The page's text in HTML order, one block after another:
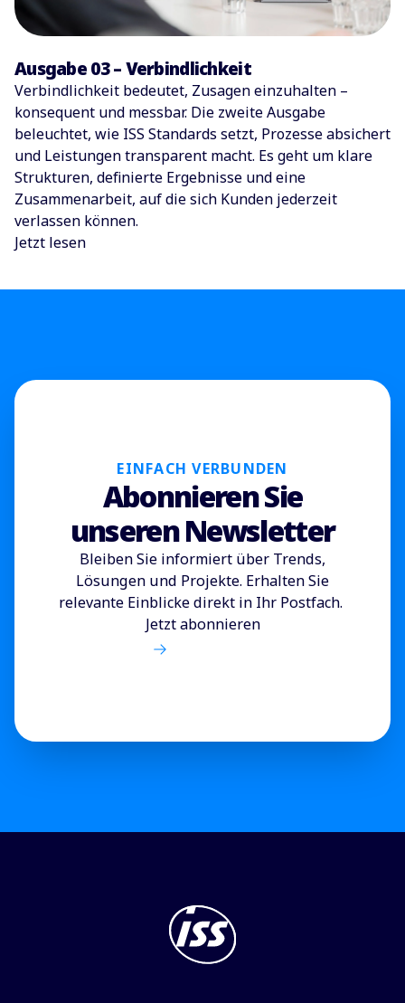
Ausgabe 03 – Verbindlichkeit
Verbindlichkeit bedeutet, Zusagen einzuhalten –
konsequent und messbar. Die zweite Ausgabe
beleuchtet, wie ISS Standards setzt, Prozesse absichert
und Leistungen transparent macht. Es geht um klare
Strukturen, definierte Ergebnisse und eine
Zusammenarbeit, auf die sich Kunden jederzeit
verlassen können.
Jetzt lesen
EINFACH VERBUNDEN
Abonnieren Sie
unseren Newsletter
Bleiben Sie informiert über Trends,
Lösungen und Projekte. Erhalten Sie
relevante Einblicke direkt in Ihr Postfach.
Jetzt abonnieren